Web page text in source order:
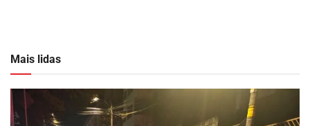
Mais lidas